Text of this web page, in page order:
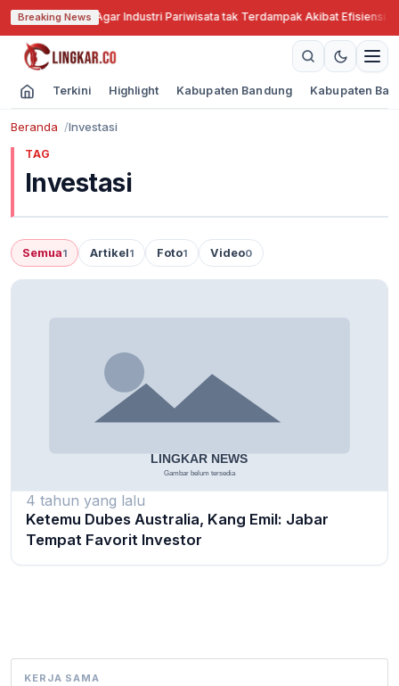
Breaking News
Cari Solusi Agar Industri Pariwisata tak Terdampak Akibat Efisiensi
Terkini Highlight Kabupaten Bandung Kabupaten
Beranda Investasi
TAG
Investasi
Semua1 Artikel1 Foto1 Video0
4 tahun yang lalu
Ketemu Dubes Australia, Kang Emil: Jabar
Tempat Favorit Investor
KERJA SAMA